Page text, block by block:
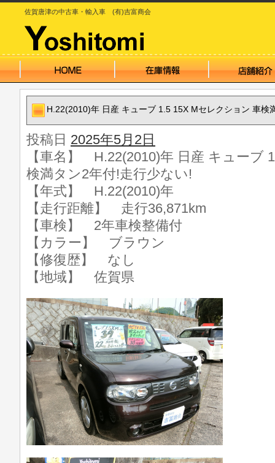
佐賀唐津の中古車・輸入車 (有)吉富商会
H.22(2010)年 日産 キューブ 1.5 15X Mセレクション 車検
投稿日 2025年5月2日
【車名】 H.22(2010)年 日産 キューブ
検満タン2年付!走行少ない!
【年式】 H.22(2010)年
【走行距離】 走行36,871km
【車検】 2年車検整備付
【カラー】 ブラウン
【修復歴】 なし
【地域】 佐賀県